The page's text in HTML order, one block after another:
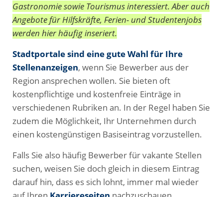
Gastronomie sowie Tourismus interessiert. Aber auch
Angebote für Hilfskräfte, Ferien- und Studentenjobs
werden hier häufig inseriert.
Stadtportale sind eine gute Wahl für Ihre
Stellenanzeigen, wenn Sie Bewerber aus der
Region ansprechen wollen. Sie bieten oft
kostenpflichtige und kostenfreie Einträge in
verschiedenen Rubriken an. In der Regel haben Sie
zudem die Möglichkeit, Ihr Unternehmen durch
einen kostengünstigen Basiseintrag vorzustellen.
Falls Sie also häufig Bewerber für vakante Stellen
suchen, weisen Sie doch gleich in diesem Eintrag
darauf hin, dass es sich lohnt, immer mal wieder